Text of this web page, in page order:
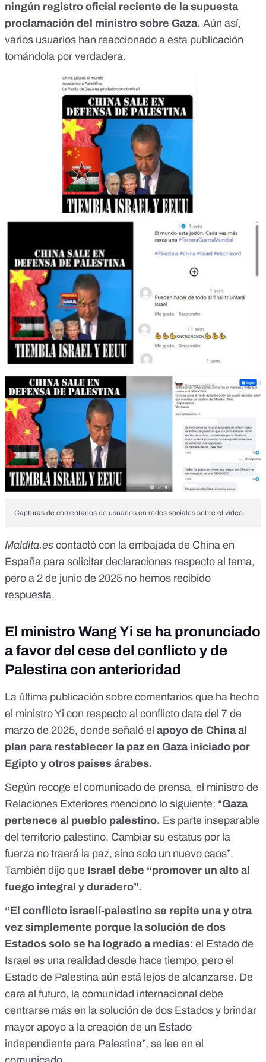
ningún registro oficial reciente de la supuesta
proclamación del ministro sobre Gaza. Aún así,
varios usuarios han reaccionado a esta publicación
tomándola por verdadera.
Capturas de comentarios de usuarios en redes sociales sobre el vídeo.
Maldita.es contactó con la embajada de China en
España para solicitar declaraciones respecto al tema,
pero a 2 de junio de 2025 no hemos recibido
respuesta.
El ministro Wang Yi se ha pronunciado
a favor del cese del conflicto y de
Palestina con anterioridad
La última publicación sobre comentarios que ha hecho
el ministro Yi con respecto al conflicto data del 7 de
marzo de 2025, donde señaló el apoyo de China al
plan para restablecer la paz en Gaza iniciado por
Egipto y otros países árabes.
Según recoge el comunicado de prensa, el ministro de
Relaciones Exteriores mencionó lo siguiente: “Gaza
pertenece al pueblo palestino. Es parte inseparable
del territorio palestino. Cambiar su estatus por la
fuerza no traerá la paz, sino solo un nuevo caos”.
También dijo que Israel debe “promover un alto al
fuego integral y duradero”.
“El conflicto israelí-palestino se repite una y otra
vez simplemente porque la solución de dos
Estados solo se ha logrado a medias: el Estado de
Israel es una realidad desde hace tiempo, pero el
Estado de Palestina aún está lejos de alcanzarse. De
cara al futuro, la comunidad internacional debe
centrarse más en la solución de dos Estados y brindar
mayor apoyo a la creación de un Estado
independiente para Palestina”, se lee en el